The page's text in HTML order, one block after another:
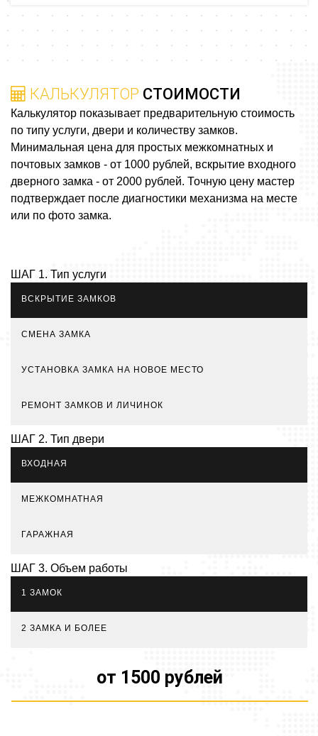
КАЛЬКУЛЯТОР СТОИМОСТИ
Калькулятор показывает предварительную стоимость
по типу услуги, двери и количеству замков.
Минимальная цена для простых межкомнатных и
почтовых замков - от 1000 рублей, вскрытие входного
дверного замка - от 2000 рублей. Точную цену мастер
подтверждает после диагностики механизма на месте
или по фото замка.
ШАГ 1. Тип услуги
ВСКРЫТИЕ ЗАМКОВ
СМЕНА ЗАМКА
УСТАНОВКА ЗАМКА НА НОВОЕ МЕСТО
РЕМОНТ ЗАМКОВ И ЛИЧИНОК
ШАГ 2. Тип двери
ВХОДНАЯ
МЕЖКОМНАТНАЯ
ГАРАЖНАЯ
ШАГ 3. Объем работы
1 ЗАМОК
2 ЗАМКА И БОЛЕЕ
от 1500 рублей